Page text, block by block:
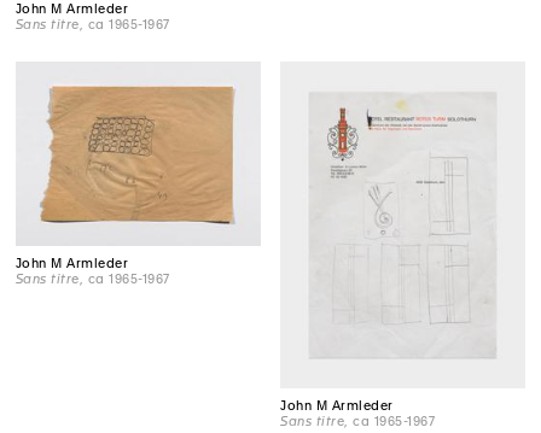
John M Armleder
Sans titre , ca 1965-1967
John M Armleder
Sans titre , ca 1965-1967
John M Armleder
Sans titre , ca 1965-1967